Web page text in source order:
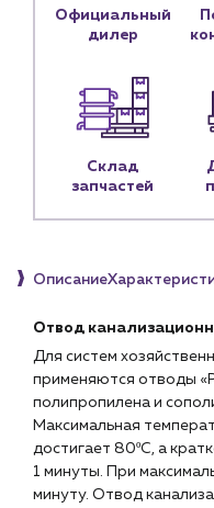
Блог
Личный
Контакты
Наши партнёры
г. Краснодар,
Официальный
дилер
Склад
запчастей
Описание
Отвод
Для систем
применяются отводы
полипропилена и
Максимальная
достигает 80ºС, а
1 минуты. При
минуту. Отвод